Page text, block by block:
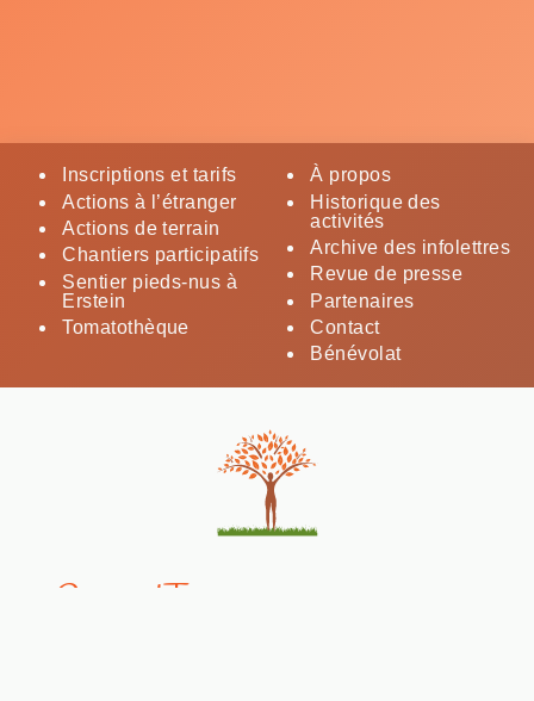
Inscriptions et tarifs
Actions à l’étranger
Actions de terrain
Chantiers participatifs
Sentier pieds-nus à
Erstein
Tomatothèque
À propos
Historique des
activités
Archive des infolettres
Revue de presse
Partenaires
Contact
Bénévolat
Canop'Terre